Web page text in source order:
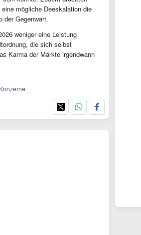
mögliche Deeskalation die
der Gegenwart.
weniger eine Leistung
die sich selbst
Karma der Märkte irgendwann